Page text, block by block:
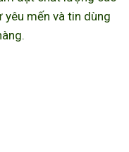
mến và tin dùng